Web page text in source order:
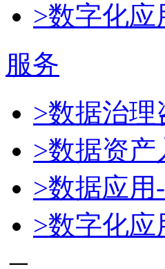
>数字化应
服务
>数据治
>数据资产
>数据应
>数字化应